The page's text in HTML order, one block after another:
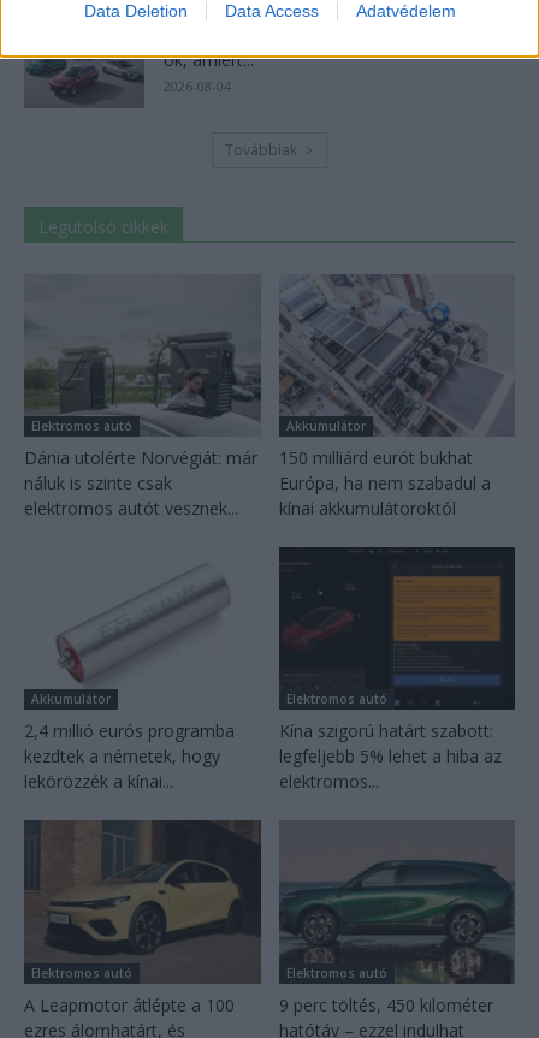
Data Deletion Data Access Adatvédelem
ok, amiért...
2026-08-04
Továbbiak
Legutolsó cikkek
Elektromos autó
Dánia utolérte Norvégiát: már
náluk is szinte csak
elektromos autót vesznek...
Akkumulátor
150 milliárd eurót bukhat
Európa, ha nem szabadul a
kínai akkumulátoroktól
Akkumulátor
2,4 millió eurós programba
kezdtek a németek, hogy
lekörözzék a kínai...
Elektromos autó
Kína szigorú határt szabott:
legfeljebb 5% lehet a hiba az
elektromos...
Elektromos autó
A Leapmotor átlépte a 100
ezres álomhatárt, és
Elektromos autó
9 perc töltés, 450 kilométer
hatótáv – ezzel indulhat